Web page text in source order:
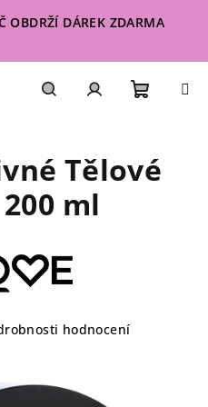
DÁREK ZDARMA
košík
Tělové
ml
hodnocení